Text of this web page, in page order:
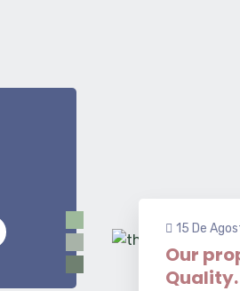
15 De
Our
Quality.